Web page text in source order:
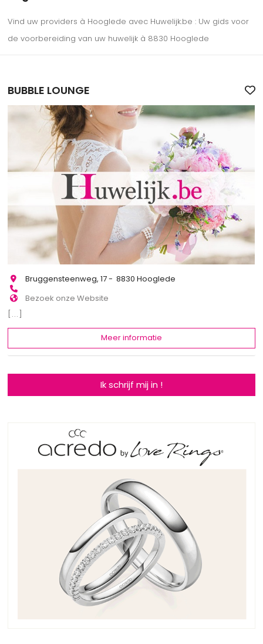
Vind uw providers à Hooglede avec Huwelijk.be : Uw gids voor
de voorbereiding van uw huwelijk à 8830 Hooglede
BUBBLE LOUNGE
Bruggensteenweg, 17 - 8830 Hooglede
Bezoek onze Website
[...]
Meer informatie
Ik schrijf mij in !